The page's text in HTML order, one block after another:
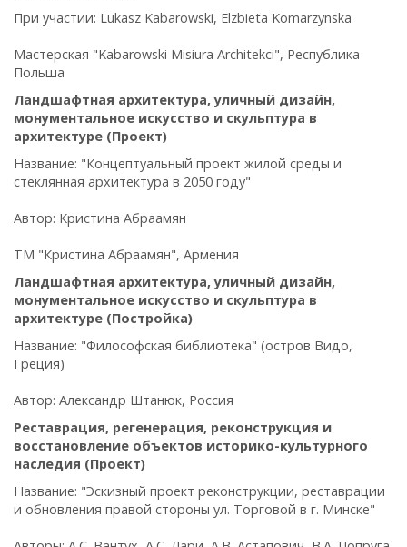
При участии: Lukasz Kabarowski, Elzbieta Komarzynska
Мастерская "Kabarowski Misiura Architekci", Республика
Польша
Ландшафтная архитектура, уличный дизайн,
монументальное искусство и скульптура в
архитектуре (Проект)
Название: "Концептуальный проект жилой среды и
стеклянная архитектура в 2050 году"
Автор: Кристина Абраамян
ТМ "Кристина Абраамян", Армения
Ландшафтная архитектура, уличный дизайн,
монументальное искусство и скульптура в
архитектуре (Постройка)
Название: "Философская библиотека" (остров Видо,
Греция)
Автор: Александр Штанюк, Россия
Реставрация, регенерация, реконструкция и
восстановление объектов историко-культурного
наследия (Проект)
Название: "Эскизный проект реконструкции, реставрации
и обновления правой стороны ул. Торговой в г. Минске"